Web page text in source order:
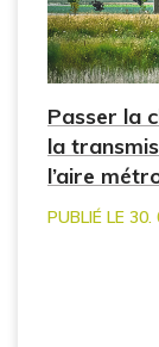
Passer la
la
l’aire
PUBLIÉ LE